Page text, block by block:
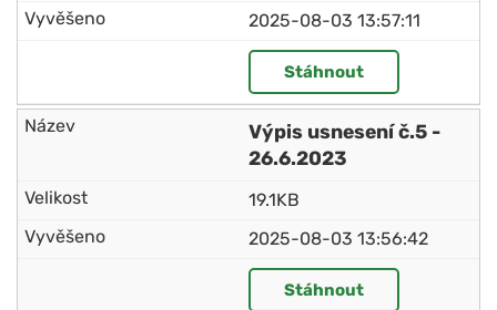
2025-08-03 13:57:11
Stáhnout
Výpis usnesení č.5 -
26.6.2023
19.1KB
2025-08-03 13:56:42
Stáhnout